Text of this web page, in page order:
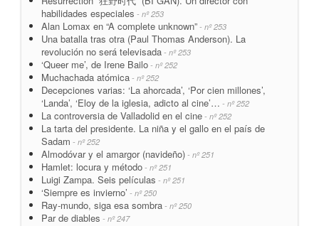
habilidades especiales - nº 253
Alan Lomax en “A complete unknown” - nº 253
Una batalla tras otra (Paul Thomas Anderson). La
revolución no será televisada - nº 253
‘Queer me’, de Irene Bailo - nº 252
Muchachada atómica - nº 252
Decepciones varias: ‘La ahorcada’, ‘Por cien millones’,
‘Landa’, ‘Eloy de la iglesia, adicto al cine’… - nº 252
La controversia de Valladolid en el cine - nº 252
La tarta del presidente. La niña y el gallo en el país de
Sadam - nº 252
Almodóvar y el amargor (navideño) - nº 251
Hamlet: locura y método - nº 251
Luigi Zampa. Seis películas - nº 251
‘Siempre es invierno’ - nº 250
Ray-mundo, siga esa sombra - nº 250
Par de diables - nº 247